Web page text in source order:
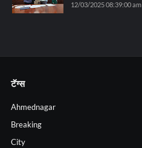
12/03/2025 08:39:00 am
टॅग्स
Ahmednagar
Breaking
City